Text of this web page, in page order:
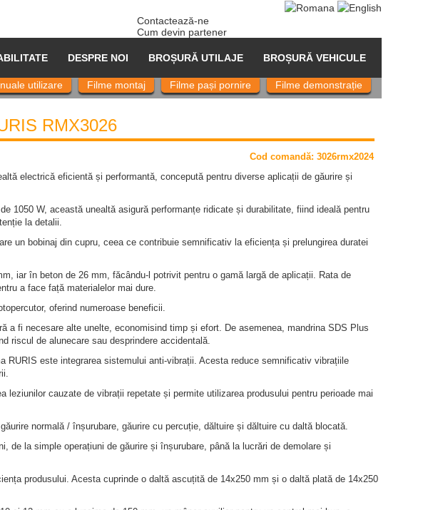
Contactează-ne
Cum devin partener
DESPRE NOI BROȘURĂ UTILAJE BROȘURĂ VEHICULE
Filme demonstrație
Filme pași pornire
Filme montaj
utilizare
RMX3026
Cod comandă: 3026rmx2024
electrică eficientă și performantă, concepută pentru diverse aplicații de găurire și
1050 W, această unealtă asigură performanțe ridicate și durabilitate, fiind ideală pentru
la detalii.
are un bobinaj din cupru, ceea ce contribuie semnificativ la eficiența și prelungirea duratei
iar în beton de 26 mm, făcându-l potrivit pentru o gamă largă de aplicații. Rata de
a face față materialelor mai dure.
oferind numeroase beneficii.
a fi necesare alte unelte, economisind timp și efort. De asemenea, mandrina SDS Plus
riscul de alunecare sau desprindere accidentală.
RURIS este integrarea sistemului anti-vibrații. Acesta reduce semnificativ vibrațiile
cauzate de vibrații repetate și permite utilizarea produsului pentru perioade mai
normală / înșurubare, găurire cu percuție, dăltuire și dăltuire cu daltă blocată.
la simple operațiuni de găurire și înșurubare, până la lucrări de demolare și
produsului. Acesta cuprinde o daltă ascuțită de 14x250 mm și o daltă plată de 14x250